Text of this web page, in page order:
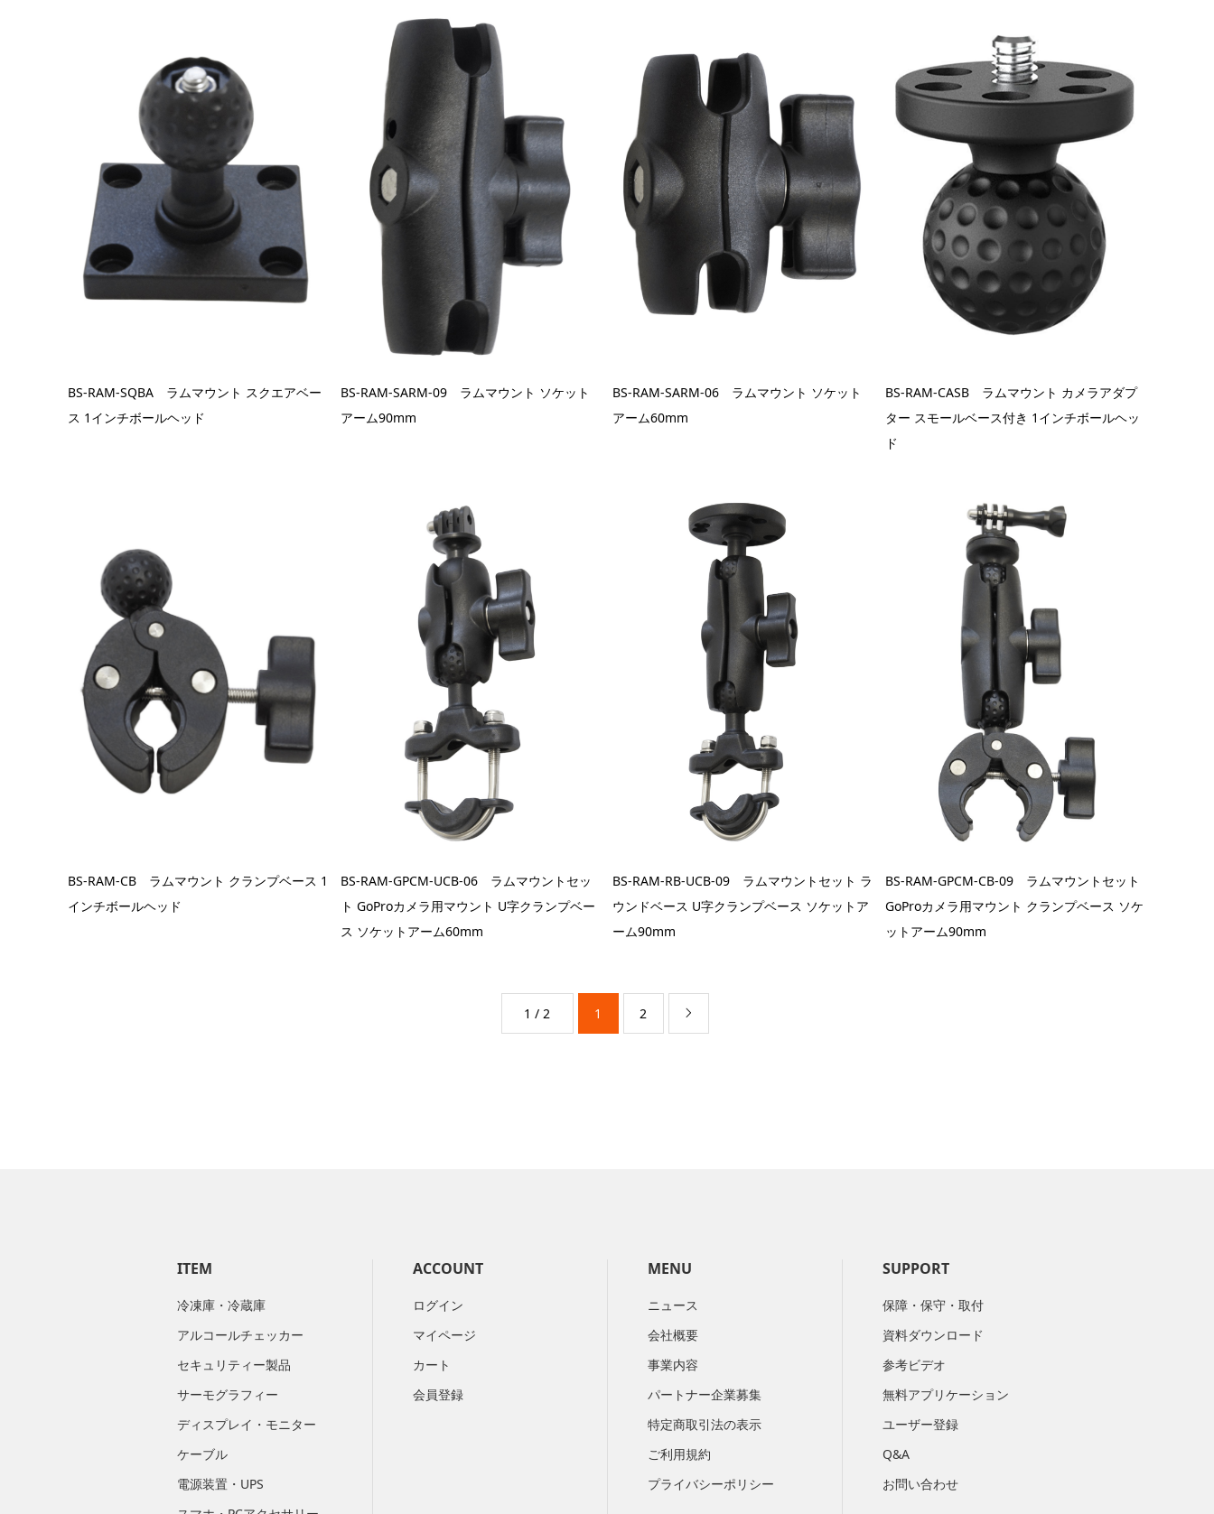
BS-RAM-SQBA ラムマウント スクエアベー
ス 1インチボールヘッド
BS-RAM-SARM-09 ラムマウント ソケット
アーム90mm
BS-RAM-SARM-06 ラムマウント ソケット
アーム60mm
BS-RAM-CASB ラムマウント カメラアダプ
ター スモールベース付き 1インチボールヘッ
ド
BS-RAM-CB ラムマウント クランプベース 1
インチボールヘッド
BS-RAM-GPCM-UCB-06 ラムマウントセッ
ト GoProカメラ用マウント U字クランプベー
ス ソケットアーム60mm
BS-RAM-RB-UCB-09 ラムマウントセット ラ
ウンドベース U字クランプベース ソケットア
ーム90mm
BS-RAM-GPCM-CB-09 ラムマウントセット
GoProカメラ用マウント クランプベース ソケ
ットアーム90mm
1 / 2 1 2 
ITEM
冷凍庫・冷蔵庫
アルコールチェッカー
セキュリティー製品
サーモグラフィー
ディスプレイ・モニター
ケーブル
電源装置・UPS
ACCOUNT
ログイン
マイページ
カート
会員登録
MENU
ニュース
会社概要
​事業内容
パートナー企業募集
特定商取引法の表示
ご利用規約
プライバシーポリシー
SUPPORT
保障・保守・取付
資料ダウンロード
参考ビデオ
無料アプリケーション
ユーザー登録
Q&A
お問い合わせ